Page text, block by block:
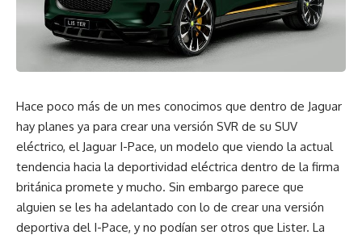
Hace poco más de un mes conocimos que dentro de Jaguar
hay planes ya para crear una versión SVR de su SUV
eléctrico, el Jaguar I-Pace, un modelo que viendo la actual
tendencia hacia la deportividad eléctrica dentro de la firma
británica promete y mucho. Sin embargo parece que
alguien se les ha adelantado con lo de crear una versión
deportiva del I-Pace, y no podían ser otros que Lister. La